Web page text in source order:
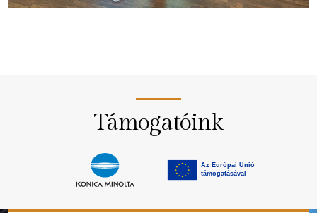
Támogatóink